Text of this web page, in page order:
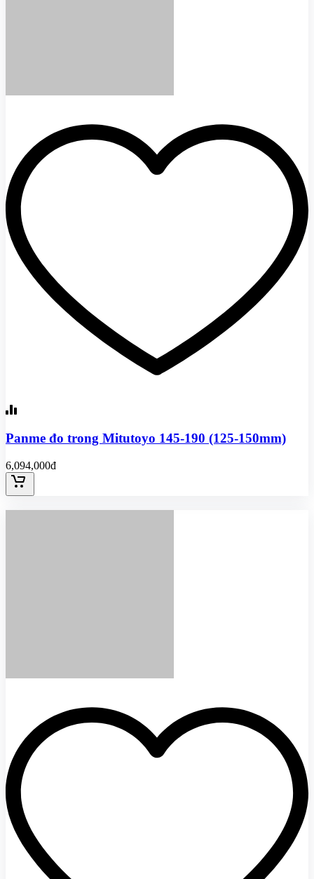
Panme đo trong Mitutoyo 145-190 (125-150mm)
6,094,000đ